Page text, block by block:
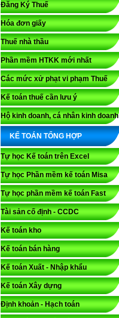
Đăng Ký Thuế
Hóa đơn giấy
Thuế nhà thầu
Phần mềm HTKK mới nhất
Các mức xử phạt vi phạm Thuế
Kế toán thuế cần lưu ý
Hộ kinh doanh, cá nhân kinh doanh
KẾ TOÁN TỔNG HỢP
Tự học Kế toán trên Excel
Tự học Phần mềm kế toán Misa
Tự học phần mềm kế toán Fast
Tài sản cố định - CCDC
Kế toán kho
Kế toán bán hàng
Kế toán Xuất - Nhập khẩu
Kế toán Xây dựng
Định khoản - Hạch toán